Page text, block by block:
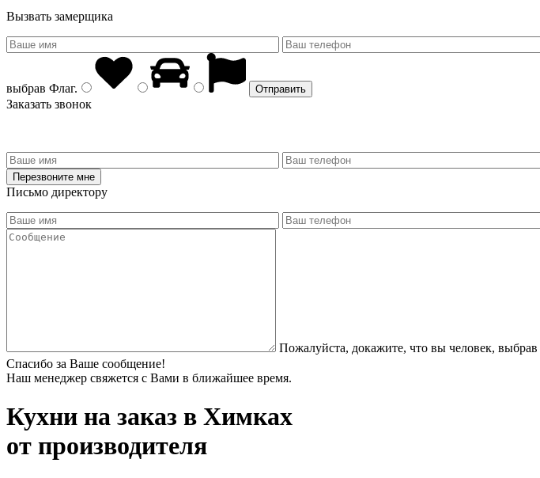
Вызвать замерщика
выбрав Флаг.
Заказать звонок
Письмо директору
Пожалуйста, докажите, что вы человек, выбрав
Спасибо за Ваше сообщение!
Наш менеджер свяжется с Вами в ближайшее время.
Кухни на заказ в Химках
от производителя